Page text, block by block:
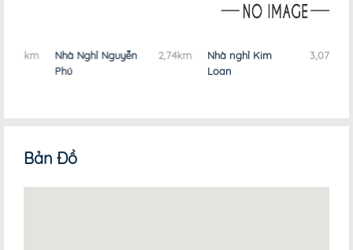
Nhà Nghỉ Nguyễn
2,74km
Nhà nghỉ Kim
Loan
3,07km
Bản Đồ